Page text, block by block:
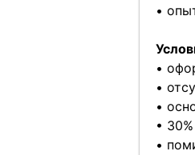
•
•
•
•
•
•